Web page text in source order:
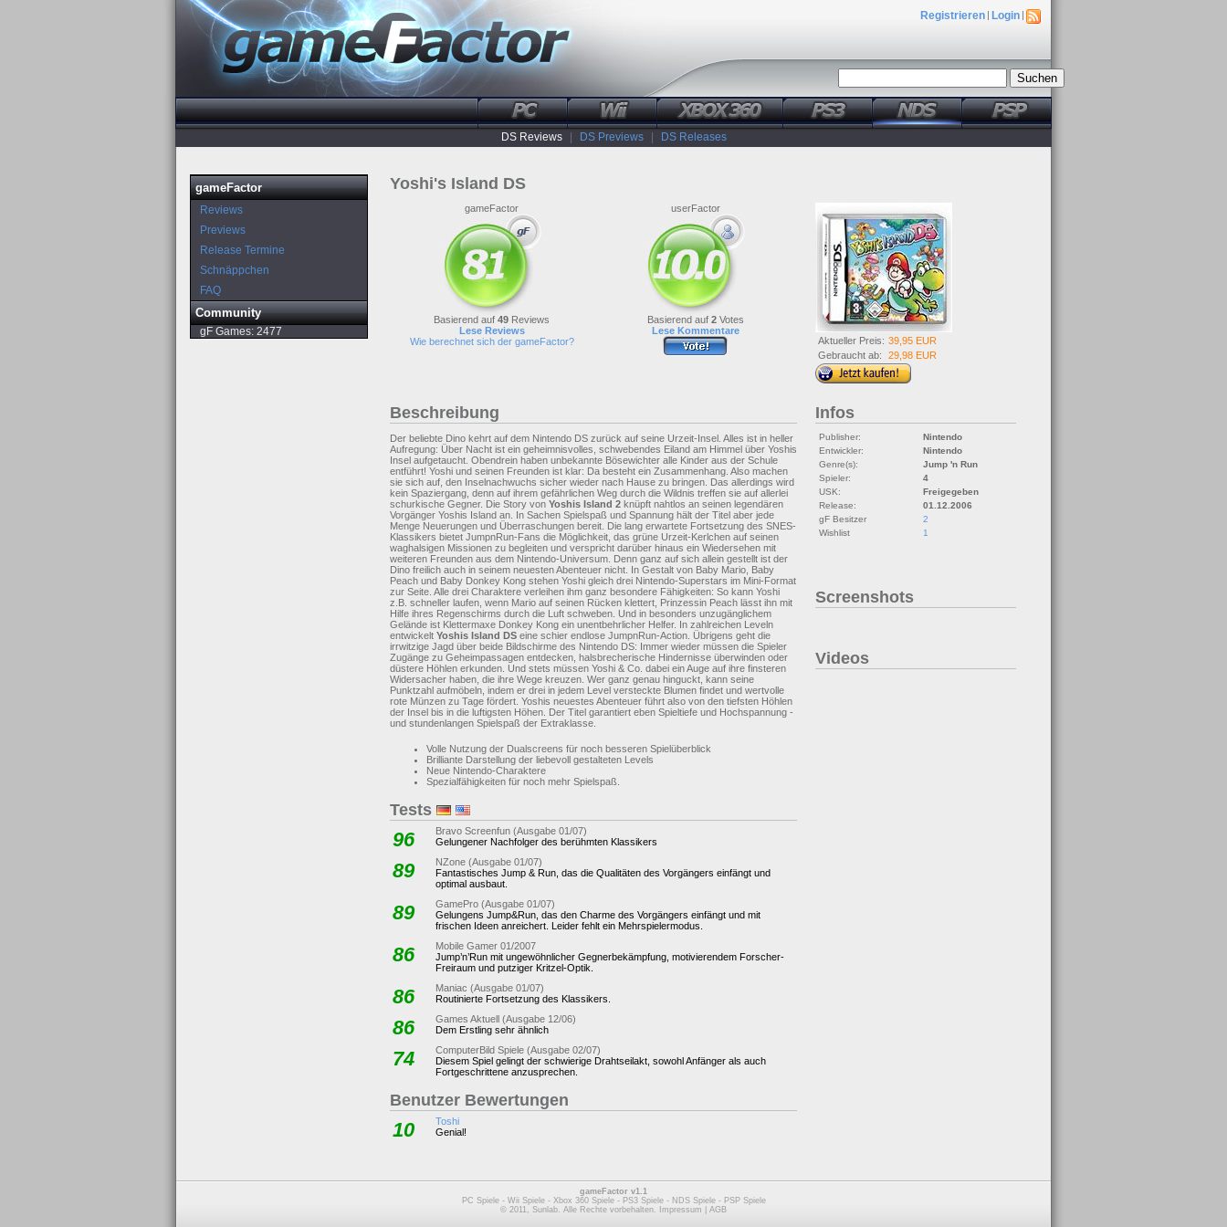
Registrieren | Login |
DS Reviews DS Previews DS Releases
Yoshi's Island DS
gameFactor
Basierend auf 49 Reviews
Lese Reviews
Wie berechnet sich der gameFactor?
userFactor
Basierend auf 2Votes
Lese Kommentare
Beschreibung
Der beliebte Dino kehrt auf dem Nintendo DS zurück auf seine Urzeit-Insel. Alles ist in heller
Aufregung: Über Nacht ist ein geheimnisvolles, schwebendes Eiland am Himmel über Yoshis
Insel aufgetaucht. Obendrein haben unbekannte Bösewichter alle Kinder aus der Schule
entführt! Yoshi und seinen Freunden ist klar: Da besteht ein Zusammenhang. Also machen
sie sich auf, den Inselnachwuchs sicher wieder nach Hause zu bringen. Das allerdings wird
kein Spaziergang, denn auf ihrem gefährlichen Weg durch die Wildnis treffen sie auf allerlei
schurkische Gegner. Die Story von Yoshis Island 2 knüpft nahtlos an seinen legendären
Vorgänger Yoshis Island an. In Sachen Spielspaß und Spannung hält der Titel aber jede
Menge Neuerungen und Überraschungen bereit. Die lang erwartete Fortsetzung des SNES-
Klassikers bietet JumpnRun-Fans die Möglichkeit, das grüne Urzeit-Kerlchen auf seinen
waghalsigen Missionen zu begleiten und verspricht darüber hinaus ein Wiedersehen mit
weiteren Freunden aus dem Nintendo-Universum. Denn ganz auf sich allein gestellt ist der
Dino freilich auch in seinem neuesten Abenteuer nicht. In Gestalt von Baby Mario, Baby
Peach und Baby Donkey Kong stehen Yoshi gleich drei Nintendo-Superstars im Mini-Format
zur Seite. Alle drei Charaktere verleihen ihm ganz besondere Fähigkeiten: So kann Yoshi
z.B. schneller laufen, wenn Mario auf seinen Rücken klettert, Prinzessin Peach lässt ihn mit
Hilfe ihres Regenschirms durch die Luft schweben. Und in besonders unzugänglichem
Gelände ist Klettermaxe Donkey Kong ein unentbehrlicher Helfer. In zahlreichen Leveln
entwickelt Yoshis Island DS eine schier endlose JumpnRun-Action. Übrigens geht die
irrwitzige Jagd über beide Bildschirme des Nintendo DS: Immer wieder müssen die Spieler
Zugänge zu Geheimpassagen entdecken, halsbrecherische Hindernisse überwinden oder
düstere Höhlen erkunden. Und stets müssen Yoshi & Co. dabei ein Auge auf ihre finsteren
Widersacher haben, die ihre Wege kreuzen. Wer ganz genau hinguckt, kann seine
Punktzahl aufmöbeln, indem er drei in jedem Level versteckte Blumen findet und wertvolle
rote Münzen zu Tage fördert. Yoshis neuestes Abenteuer führt also von den tiefsten Höhlen
der Insel bis in die luftigsten Höhen. Der Titel garantiert eben Spieltiefe und Hochspannung -
und stundenlangen Spielspaß der Extraklasse.
Volle Nutzung der Dualscreens für noch besseren Spielüberblick
Brilliante Darstellung der liebevoll gestalteten Levels
Neue Nintendo-Charaktere
Spezialfähigkeiten für noch mehr Spielspaß.
Tests
96
Bravo Screenfun (Ausgabe 01/07)
Gelungener Nachfolger des berühmten Klassikers
89
NZone (Ausgabe 01/07)
Fantastisches Jump & Run, das die Qualitäten des Vorgängers einfängt und
optimal ausbaut.
89
GamePro (Ausgabe 01/07)
Gelungens Jump&Run, das den Charme des Vorgängers einfängt und mit
frischen Ideen anreichert. Leider fehlt ein Mehrspielermodus.
86
Mobile Gamer 01/2007
Jump’n’Run mit ungewöhnlicher Gegnerbekämpfung, motivierendem Forscher-
Freiraum und putziger Kritzel-Optik.
86
Maniac (Ausgabe 01/07)
Routinierte Fortsetzung des Klassikers.
86
Games Aktuell (Ausgabe 12/06)
Dem Erstling sehr ähnlich
74
ComputerBild Spiele (Ausgabe 02/07)
Diesem Spiel gelingt der schwierige Drahtseilakt, sowohl Anfänger als auch
Fortgeschrittene anzusprechen.
Benutzer Bewertungen
10
Toshi
Genial!
Aktueller Preis: 39,95 EUR
Gebraucht ab:
29,98 EUR
Infos
Publisher:
Nintendo
Entwickler:
Nintendo
Genre(s):
Jump 'n Run
Spieler:
4
USK:
Freigegeben
Release:
01.12.2006
gF Besitzer
2
Wishlist
1
Screenshots
Videos
gameFactor
Reviews
Previews
Release Termine
Schnäppchen
FAQ
Community
gF Games: 2477
gameFactor v1.1
PC Spiele- Wii Spiele- Xbox 360 Spiele- PS3 Spiele- NDS Spiele- PSP Spiele
© 2011, Sunlab. Alle Rechte vorbehalten.
Impressum AGB